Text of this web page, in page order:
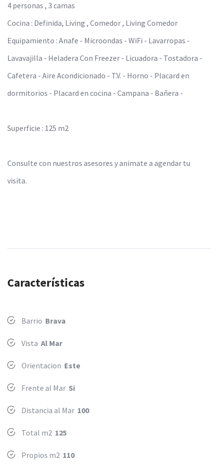
4 personas , 3 camas
Cocina : Definida, Living , Comedor , Living Comedor
Equipamiento : Anafe - Microondas - WiFi - Lavarropas -
Lavavajilla - Heladera Con Freezer - Licuadora - Tostadora -
Cafetera - Aire Acondicionado - T.V. - Horno - Placard en
dormitorios - Placard en cocina - Campana - Bañera -
Superficie : 125 m2
Consulte con nuestros asesores y animate a agendar tu
visita.
Características
Barrio Brava
Vista Al Mar
Orientacion Este
Frente al Mar Si
Distancia al Mar 100
Total m2 125
Propios m2 110